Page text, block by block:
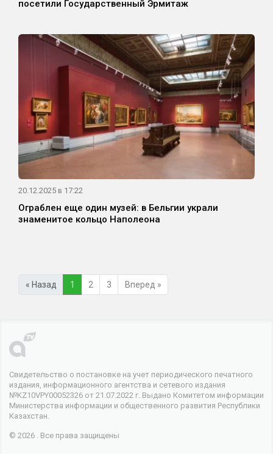
посетили Государственный Эрмитаж
20.12.2025 в 17:22
Ограблен еще один музей: в Бельгии украли
знаменитое кольцо Наполеона
« Назад 1 2 3 Вперед »
Свидетельство о постановке на учет периодического печатного
издания, информационного агентства и сетевого издания
№KZ10VPY00052326 от 21.07.2022 г. Выдано Комитетом информации
Министерства информации и общественного развития Республики
Казахстан.
© 2026 . Все права защищены